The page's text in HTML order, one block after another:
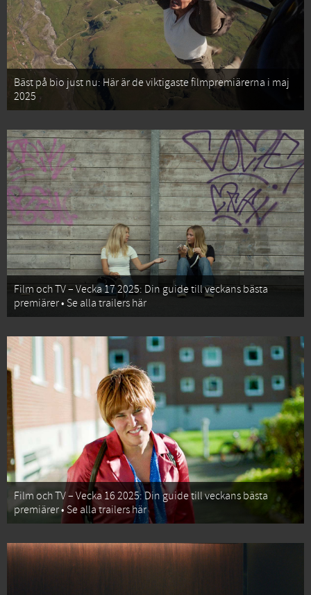
Bäst på bio just nu: Här är de viktigaste filmpremiärerna i maj
2025
Film och TV – Vecka 17 2025: Din guide till veckans bästa
premiärer • Se alla trailers här
Film och TV – Vecka 16 2025: Din guide till veckans bästa
premiärer • Se alla trailers här